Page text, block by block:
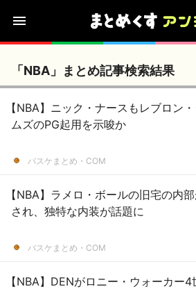
「NBA」まとめ記事検索結果
【NBA】ニック・ナースもレブロン
ムズのPG起用を示唆か
バスケまとめ・COM
【NBA】ラメロ・ボールの旧宅の内
され、独特な内装が話題に
バスケまとめ・COM
【NBA】DENがロニー・ウォーカー4